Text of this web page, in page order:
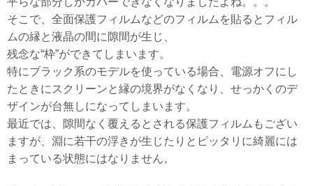
そこで、全面保護フィルムなどのフィルムを貼るとフィル
ムの縁と液晶の間に隙間が生じ、
残念な“枠”ができてしまいます。
特にブラック系のモデルを使っている場合、電源オフにし
たときにスクリーンと縁の境界がなくなり、せっかくのデ
ザインが台無しになってしまいます。
最近では、隙間なく覆えるとされる保護フィルムもござい
ますが、淵に若干の浮きが生じたりとピッタリに綺麗には
まっている状態にはなりません。